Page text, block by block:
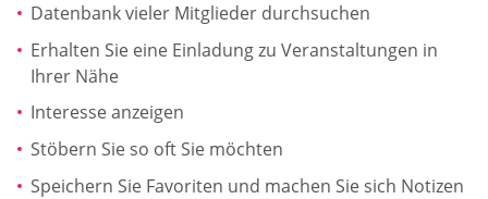
Datenbank vieler Mitglieder durchsuchen
Erhalten Sie eine Einladung zu Veranstaltungen in
Ihrer Nähe
Interesse anzeigen
Stöbern Sie so oft Sie möchten
Speichern Sie Favoriten und machen Sie sich Notizen